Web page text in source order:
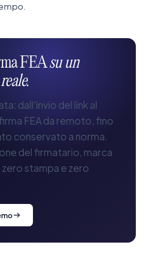
FEAsu un
reale.
dall'invio del link al
FEA da remoto, fino
conservato a norma.
del firmatario, marca
stampa e zero